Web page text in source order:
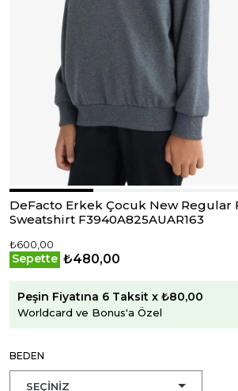
DeFacto Erkek Çocuk New Regular
Sweatshirt F3940A825AUAR163
₺600,00
Sepette ₺480,00
Peşin Fiyatına 6 Taksit x ₺80,00
Worldcard ve Bonus'a Özel
BEDEN